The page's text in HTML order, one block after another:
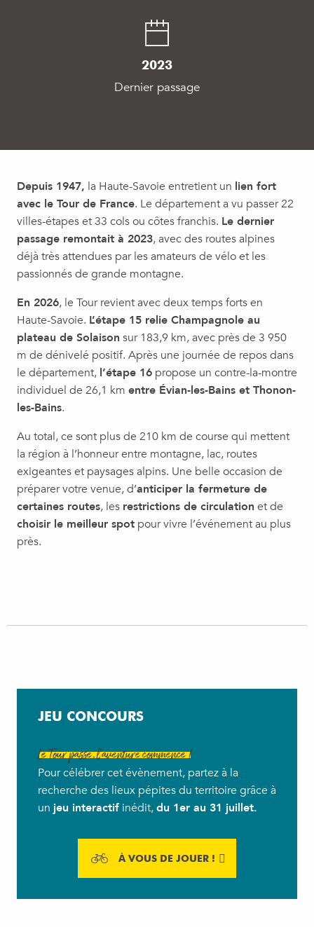
2023
Dernier passage
Depuis 1947, la Haute-Savoie entretient un lien fort
avec le Tour de France. Le département a vu passer 22
villes-étapes et 33 cols ou côtes franchis. Le dernier
passage remontait à 2023, avec des routes alpines
déjà très attendues par les amateurs de vélo et les
passionnés de grande montagne.
En 2026, le Tour revient avec deux temps forts en
Haute-Savoie. L’étape 15 relie Champagnole au
plateau de Solaison sur 183,9 km, avec près de 3 950
m de dénivelé positif. Après une journée de repos dans
le département, l’étape 16 propose un contre-la-montre
individuel de 26,1 km entre Évian-les-Bains et Thonon-
les-Bains.
Au total, ce sont plus de 210 km de course qui mettent
la région à l’honneur entre montagne, lac, routes
exigeantes et paysages alpins. Une belle occasion de
préparer votre venue, d’anticiper la fermeture de
certaines routes, les restrictions de circulation et de
choisir le meilleur spot pour vivre l’événement au plus
près.
JEU CONCOURS
Le Tour passe, l’aventure commence !
Pour célébrer cet évènement, partez à la
recherche des lieux pépites du territoire grâce à
un jeu interactif inédit,du 1er au 31 juillet.
À VOUS DE JOUER !